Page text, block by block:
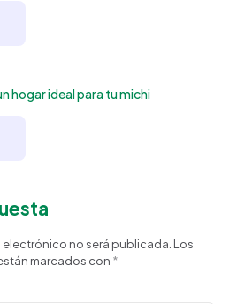
hogar ideal para tu michi
no será publicada. Los
marcados con *